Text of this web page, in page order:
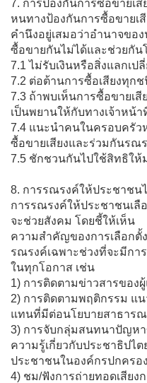
7. การป้องกันการซื้อขายเสี
หนทางป้องกันการซื้อขายเ
คำนึงอยู่เสมอว่าอำนาจขอ
ซื้อขายกันไม่ได้และช่วยกัน
7.1 ไม่รับเงินหรือสิ่งแลกเป
7.2 ต่อต้านการซื้อเสียงทุก
7.3 ถ้าพบเห็นการซื้อขายเ
เป็นพยานให้กับทางเจ้าหน้า
7.4 แนะนำคนในครอบครัว
ซื้อขายเสียงและร่วมกันรณ
7.5 ชักชวนกันไปใช้สิทธิให้
8. การรณรงค์ให้ประชาชน
การรณรงค์ให้ประชาชนเ
จะช่วยสังคม โดยชี้ให้เห็น
ความสำคัญของการเลือกตั้
รณรงค์เฉพาะช่วงที่จะมีกา
ในทุกโอกาส เช่น
1) การติดตามข่าวสารของ
2) การติดตามพฤติกรรม แ
แทนที่มีต่อนโยบายสาธารณ
3) การจับกลุ่มสนทนาปัญหา
ความรู้เกี่ยวกับประชาธิปไ
ประชาชนในองค์กรปกครอ
4) ชม/ฟังการถ่ายทอดเสียง